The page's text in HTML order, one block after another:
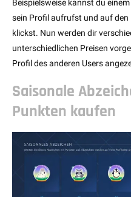
Beispielsweise kannst du
sein Profil aufrufst und auf den
klickst. Nun werden dir
unterschiedlichen Preisen
Profil des anderen Users
Saisonale
Punkten kaufen